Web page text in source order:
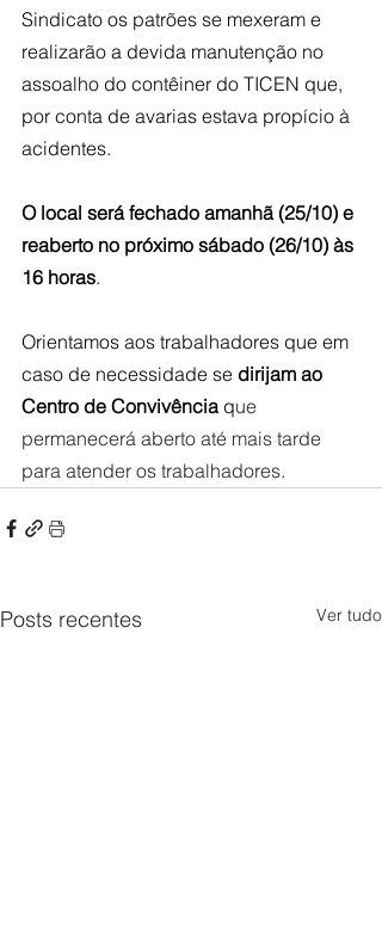
Sindicato os patrões se mexeram e
realizarão a devida manutenção no
assoalho do contêiner do TICEN que,
por conta de avarias estava propício à
acidentes.
O local será fechado amanhã (25/10) e
reaberto no próximo sábado (26/10) às
16 horas.
Orientamos aos trabalhadores que em
caso de necessidade se dirijam ao
Centro de Convivência que
permanecerá aberto até mais tarde
para atender os trabalhadores.
Posts recentes Ver tudo